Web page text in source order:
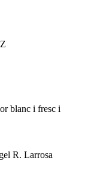
blanc i fresc i
R. Larrosa